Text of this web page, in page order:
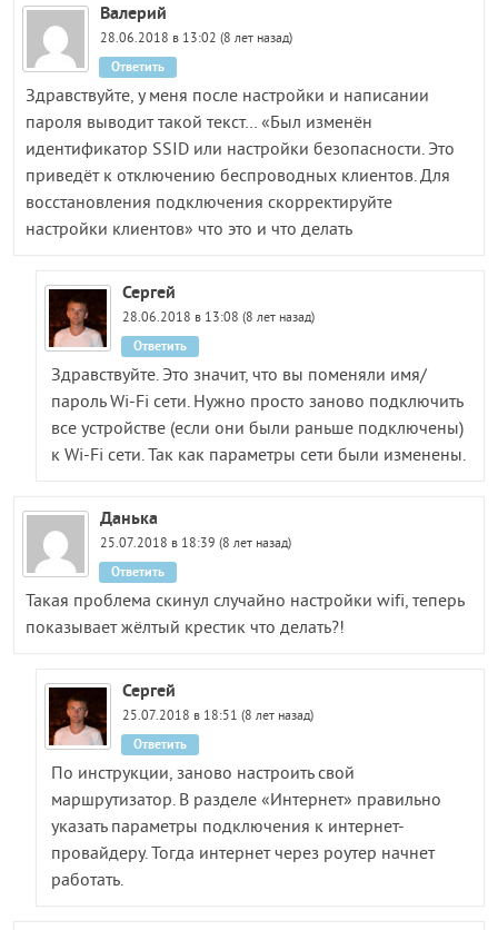
Валерий
28.06.2018 в 13:02 (8 лет назад)
Здравствуйте, у меня после настройки и написании
пароля выводит такой текст… «Был изменён
идентификатор SSID или настройки безопасности. Это
приведёт к отключению беспроводных клиентов. Для
восстановления подключения скорректируйте
настройки клиентов» что это и что делать
Ответить
Сергей
28.06.2018 в 13:08 (8 лет назад)
Здравствуйте. Это значит, что вы поменяли имя/
пароль Wi-Fi сети. Нужно просто заново подключить
все устройстве (если они были раньше подключены)
к Wi-Fi сети. Так как параметры сети были изменены.
Ответить
Данька
25.07.2018 в 18:39 (8 лет назад)
Такая проблема скинул случайно настройки wifi, теперь
показывает жёлтый крестик что делать?!
Ответить
Сергей
25.07.2018 в 18:51 (8 лет назад)
По инструкции, заново настроить свой
маршрутизатор. В разделе «Интернет» правильно
указать параметры подключения к интернет-
провайдеру. Тогда интернет через роутер начнет
работать.
Ответить